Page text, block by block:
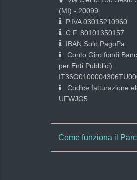
(MI) - 20099
P.IVA 03015210960
C.F. 80101350157
IBAN Solo PagoPa
Conto Giro fondi
per Enti Pubblici):
Codice fatturazione
UFWJG5
Come funziona il